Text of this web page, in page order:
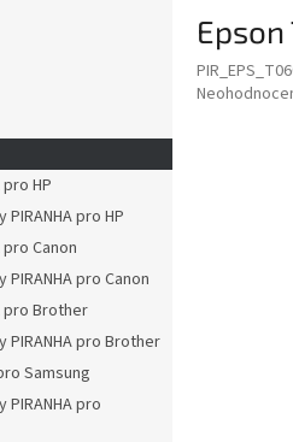
HP
pro HP
pro Canon
pro Canon
pro Brother
PIRANHA pro Brother
Samsung
pro
Průměrné